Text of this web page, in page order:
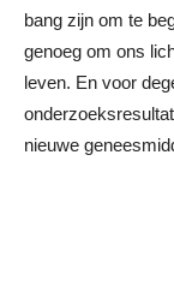
bang zijn om te
genoeg om ons
leven. En voor
nieuwe